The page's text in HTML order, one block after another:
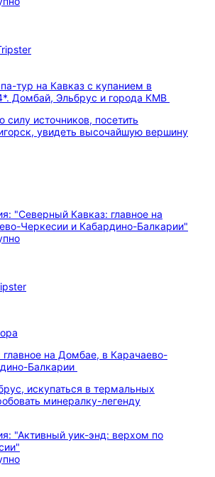
тур на Кавказ с купанием в
Домбай, Эльбрус и города КМВ
источников, посетить
увидеть высочайшую вершину
на Домбае, в Карачаево-
Балкарии
искупаться в термальных
минералку-легенду